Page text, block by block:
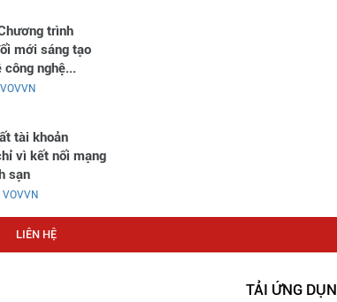
trình
mới sáng tạo
công nghệ...
VOVVN
tài khoản
vì kết nối mạng
sạn
VOVVN
LIÊN HỆ
TẢI ỨNG